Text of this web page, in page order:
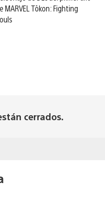
MARVEL Tōkon: Fighting
cerrados.